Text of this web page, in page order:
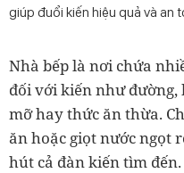
giúp đuổi kiến hiệu quả và an
Nhà bếp là nơi chứa
đối với kiến như
mỡ hay thức ăn thừa.
ăn hoặc giọt nước ngọt
hút cả đàn kiến tìm đến.